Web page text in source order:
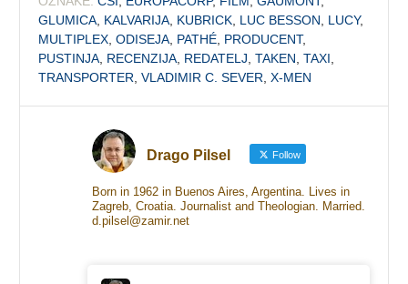
GLUMICA KALVARIJA KUBRICK LUC BESSON LUCY,
MULTIPLEX ,ODISEJA PATHÉ PRODUCENT,
PUSTINJA RECENZIJA REDATELJ ,TAKEN ,TAXI
TRANSPORTER ,VLADIMIR C. SEVER ,X-MEN
Drago Pilsel Follow
Born in 1962 in Buenos Aires, Argentina. Lives in
Zagreb, Croatia. Journalist and Theologian. Married.
d.pilsel@zamir.net